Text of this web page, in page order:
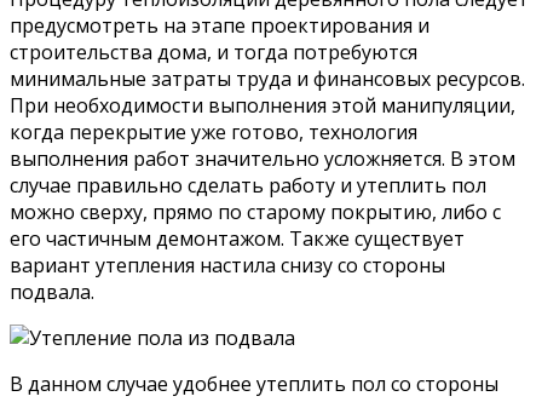
предусмотреть на этапе проектирования и
строительства дома, и тогда потребуются
минимальные затраты труда и финансовых ресурсов.
При необходимости выполнения этой манипуляции,
когда перекрытие уже готово, технология
выполнения работ значительно усложняется. В этом
случае правильно сделать работу и утеплить пол
можно сверху, прямо по старому покрытию, либо с
его частичным демонтажом. Также существует
вариант утепления настила снизу со стороны
подвала.
В данном случае удобнее утеплить пол со стороны